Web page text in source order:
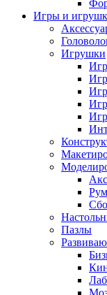
Игры и
Игрушки
Пазлы